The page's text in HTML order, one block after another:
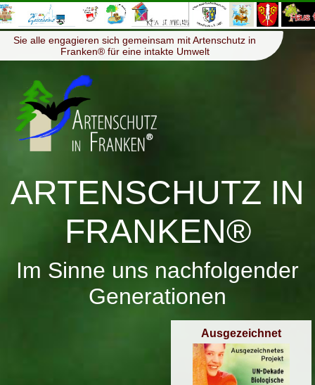
Menü ≡
Sie alle engagieren sich gemeinsam mit Artenschutz in
Franken® für eine intakte Umwelt
ARTENSCHUTZ IN
FRANKEN®
Im Sinne uns nachfolgender
Generationen
Ausgezeichnet